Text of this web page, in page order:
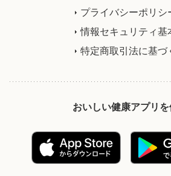
プライバシーポリシ
情報セキュリティ基
特定商取引法に基づ
おいしい健康アプリを